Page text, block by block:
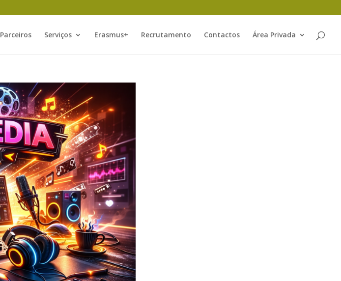
Parceiros Serviços Erasmus+ Recrutamento Contactos Área Privada